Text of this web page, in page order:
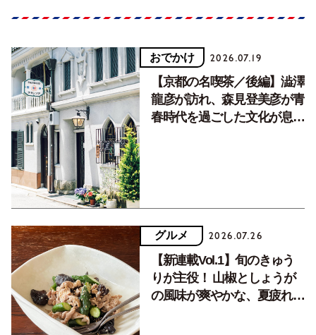
おでかけ 2026.07.19
【京都の名喫茶／後編】澁澤
龍彦が訪れ、森見登美彦が青
春時代を過ごした文化が息づ
グルメ 2026.07.26
【新連載Vol.1】旬のきゅう
りが主役！ 山椒としょうが
の風味が爽やかな、夏疲れを